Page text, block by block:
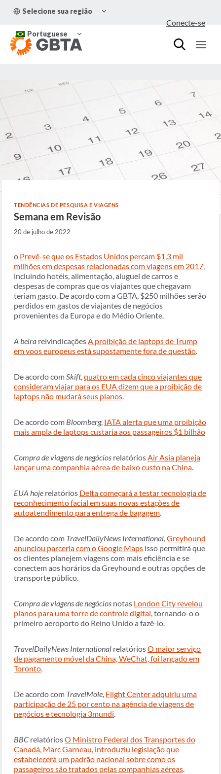
para
Conteúdo
Selecione sua região
MENU
Portuguese
MENU
FILHO
Conecte-se
TENDÊNCIAS DE PESQUISA E VIAGENS
Semana em Revisão
20 de julho de 2022
o Prevê-se que os Estados Unidos percam $1,3 mil
milhões em despesas relacionadas com viagens em 2017
incluindo hotéis, alimentação, aluguel de carros e
despesas de compras que os viajantes que chegavam
teriam gasto. De acordo com a GBTA, $250 milhões serão
perdidos em gastos de viajantes de negócios
provenientes da Europa e do Médio Oriente.
A beira reivindicações A proibição de laptops de Trump
em voos europeus está supostamente fora de questão
De acordo com Skift, quatro em cada cinco viajantes que
consideram viajar para os EUA dizem que a proibição de
laptops não mudará seus planos
De acordo com Bloomberg, IATA alerta que uma proibição
mais ampla de laptops custaria aos passageiros $1 bilhão
Compra de viagens de negócios relatórios Air Asia planeja
lançar uma companhia aérea de baixo custo na China
EUA hoje relatórios Delta começará a testar tecnologia de
reconhecimento facial em suas novas estações de
autoatendimento para entrega de bagagem
De acordo com TravelDailyNews International Greyhound
anunciou parceria com o Google Maps isso permitirá que
os clientes planejem viagens com mais eficiência e se
conectem aos horários da Greyhound e outras opções de
transporte público.
Compra de viagens de negócios notas London City revelou
planos para uma torre de controle digital , tornando-o o
primeiro aeroporto do Reino Unido a fazê-lo.
TravelDailyNews International relatóriosO maior serviço
de pagamento móvel da China, WeChat, foi lançado em
Toronto
De acordo com TravelMole Flight Center adquiriu uma
participação de 25 por cento na agência de viagens de
negócios e tecnologia 3mundi
BBC relatóriosO Ministro Federal dos Transportes do
Canadá, Marc Garneau, introduziu legislação que
estabelecerá um padrão nacional sobre como os
passageiros são tratados pelas companhias aéreas